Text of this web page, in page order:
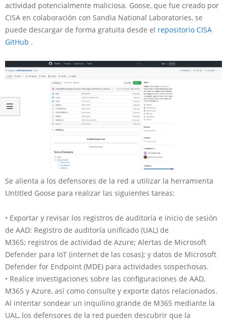
actividad potencialmente maliciosa. Goose, que fue creado por
CISA en colaboración con Sandia National Laboratories, se
puede descargar de forma gratuita desde el repositorio CISA
GitHub .
Se alienta a los defensores de la red a utilizar la herramienta
Untitled Goose para realizar las siguientes tareas:
• Exportar y revisar los registros de auditoría e inicio de sesión
de AAD; Registro de auditoría unificado (UAL) de
M365; registros de actividad de Azure; Alertas de Microsoft
Defender para IoT (internet de las cosas); y datos de Microsoft
Defender for Endpoint (MDE) para actividades sospechosas.
• Realice investigaciones sobre las configuraciones de AAD,
M365 y Azure, así como consulte y exporte datos relacionados.
Al intentar sondear un inquilino grande de M365 mediante la
UAL, los defensores de la red pueden descubrir que la